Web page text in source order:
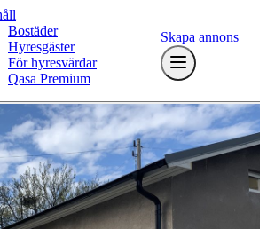
Bostäder
Hyresgäster
För hyresvärdar
Qasa Premium
Skapa annons